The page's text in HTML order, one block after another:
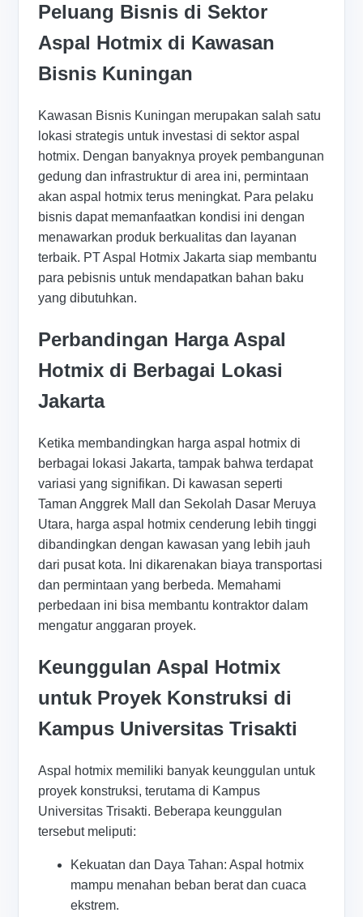
Peluang Bisnis di Sektor
Aspal Hotmix di Kawasan
Bisnis Kuningan
Kawasan Bisnis Kuningan merupakan salah satu
lokasi strategis untuk investasi di sektor aspal
hotmix. Dengan banyaknya proyek pembangunan
gedung dan infrastruktur di area ini, permintaan
akan aspal hotmix terus meningkat. Para pelaku
bisnis dapat memanfaatkan kondisi ini dengan
menawarkan produk berkualitas dan layanan
terbaik. PT Aspal Hotmix Jakarta siap membantu
para pebisnis untuk mendapatkan bahan baku
yang dibutuhkan.
Perbandingan Harga Aspal
Hotmix di Berbagai Lokasi
Jakarta
Ketika membandingkan harga aspal hotmix di
berbagai lokasi Jakarta, tampak bahwa terdapat
variasi yang signifikan. Di kawasan seperti
Taman Anggrek Mall dan Sekolah Dasar Meruya
Utara, harga aspal hotmix cenderung lebih tinggi
dibandingkan dengan kawasan yang lebih jauh
dari pusat kota. Ini dikarenakan biaya transportasi
dan permintaan yang berbeda. Memahami
perbedaan ini bisa membantu kontraktor dalam
mengatur anggaran proyek.
Keunggulan Aspal Hotmix
untuk Proyek Konstruksi di
Kampus Universitas Trisakti
Aspal hotmix memiliki banyak keunggulan untuk
proyek konstruksi, terutama di Kampus
Universitas Trisakti. Beberapa keunggulan
tersebut meliputi:
Kekuatan dan Daya Tahan: Aspal hotmix
mampu menahan beban berat dan cuaca
ekstrem.